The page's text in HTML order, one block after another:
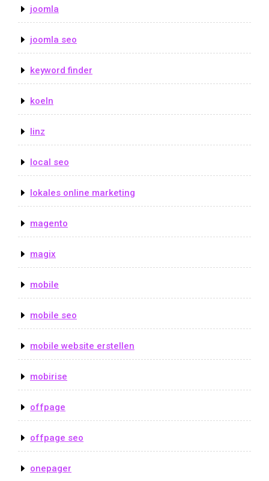
joomla
joomla seo
keyword finder
koeln
linz
local seo
lokales online marketing
magento
magix
mobile
mobile seo
mobile website erstellen
mobirise
offpage
offpage seo
onepager